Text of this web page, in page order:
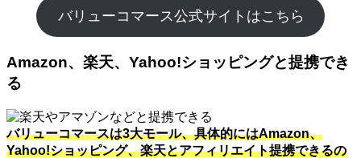
バリューコマース公式サイトはこちら
Amazon、楽天、Yahoo!ショッピングと提携でき
る
バリューコマースは3大モール、具体的にはAmazon、
Yahoo!ショッピング、楽天とアフィリエイト提携できるの